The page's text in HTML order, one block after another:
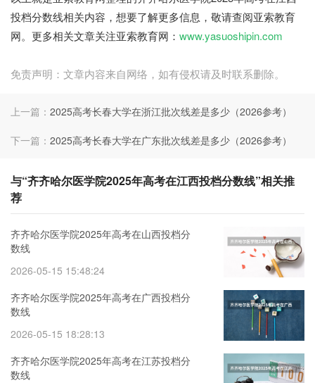
投档分数线相关内容，想要了解更多信息，敬请查阅亚索教育
网。更多相关文章关注亚索教育网： www.yasuoshipin.com
免责声明：文章内容来自网络，如有侵权请及时联系删除。
上一篇： 2025高考长春大学在浙江批次线差是多少（2026参考）
下一篇： 2025高考长春大学在广东批次线差是多少（2026参考）
与“齐齐哈尔医学院2025年高考在江西投档分数线”相关推
荐
齐齐哈尔医学院2025年高考在山西投档分
数线
2026-05-15 15:48:24
齐齐哈尔医学院2025年高考在广西投档分
数线
2026-05-15 18:28:13
齐齐哈尔医学院2025年高考在江苏投档分
数线